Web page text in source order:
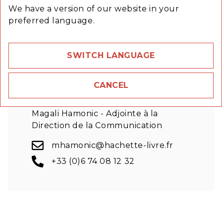
We have a version of our website in your
preferred language.
SWITCH LANGUAGE
CANCEL
de voyage, scolaire et parascolaire et
fascicules. Hachette Livre est basé à Vanves,
Magali Hamonic - Adjointe à la
Direction de la Communication
mhamonic@hachette-livre.fr
+33 (0)6 74 08 12 32